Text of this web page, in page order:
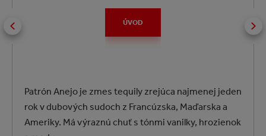
ÚVOD
Patrón Anejo je zmes tequily zrejúca najmenej jeden
rok v dubových sudoch z Francúzska, Maďarska a
Ameriky. Má výraznú chuť s tónmi vanilky, hrozienok